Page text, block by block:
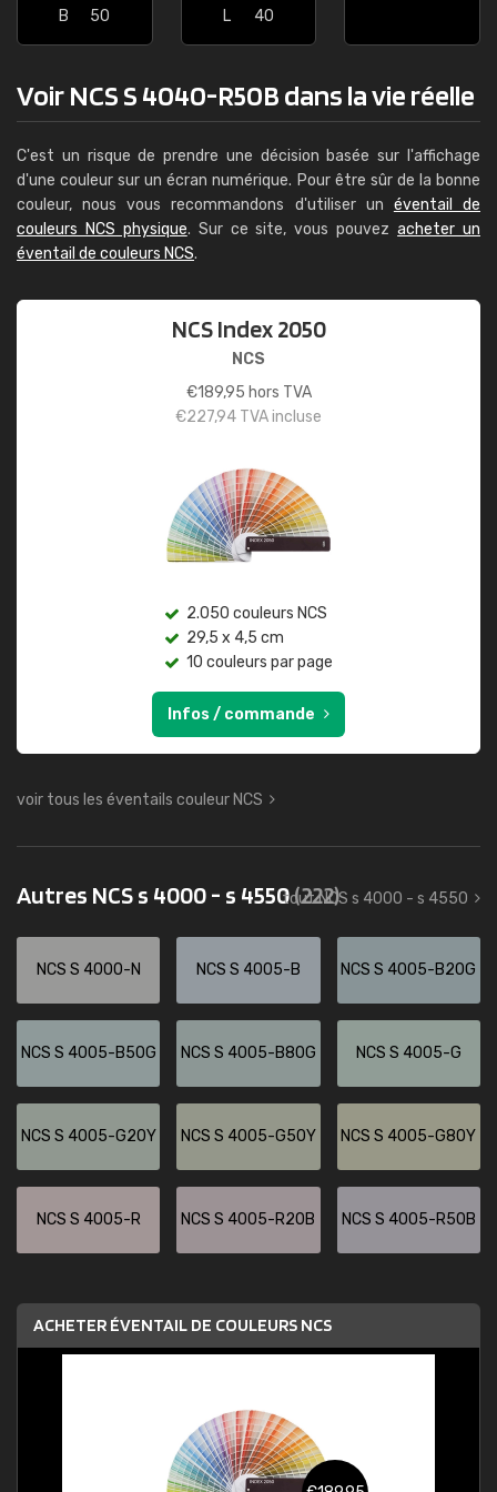
B
50
L
40
Voir NCS S 4040-R50B dans la vie réelle
C'est un risque de prendre une décision basée sur l'affichage
d'une couleur sur un écran numérique. Pour être sûr de la bonne
couleur, nous vous recommandons d'utiliser un éventail de
couleurs NCS physique. Sur ce site, vous pouvezacheter un
éventail de couleurs NCS.
NCS Index 2050
NCS
€189,95 hors TVA
€227,94 TVA incluse
2.050 couleurs NCS
29,5 x 4,5 cm
10 couleurs par page
Infos / commande
voir tous les éventails couleur NCS
Autres NCS s 4000 - s 4550(222)
tout NCS s 4000 - s 4550
NCS S 4000-N NCS S 4005-B NCS S 4005-B20G
NCS S 4005-B50G NCS S 4005-B80G NCS S 4005-G
NCS S 4005-G20Y NCS S 4005-G50Y NCS S 4005-G80Y
NCS S 4005-R NCS S 4005-R20B NCS S 4005-R50B
ACHETER ÉVENTAIL DE COULEURS NCS